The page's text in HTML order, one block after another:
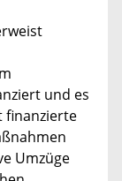
und es
finanzierte
Umzüge